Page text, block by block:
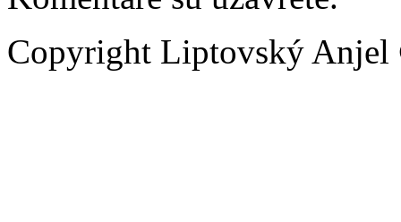
Copyright Liptovský Anjel